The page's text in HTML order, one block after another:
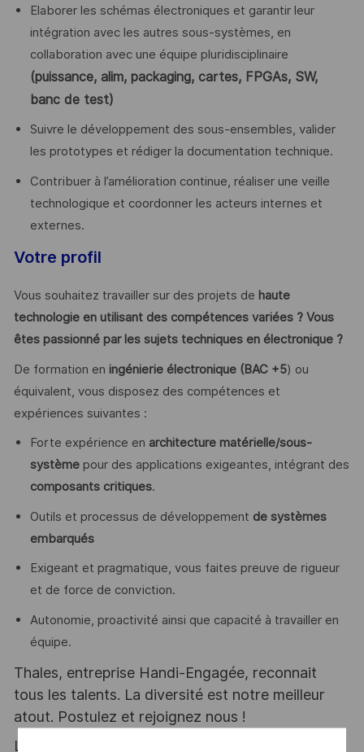
Elaborer les schémas électroniques et garantir leur
intégration avec les autres sous-systèmes, en
collaboration avec une équipe pluridisciplinaire
(puissance, alim, packaging, cartes, FPGAs, SW,
banc de test)
Suivre le développement des sous-ensembles, valider
les prototypes et rédiger la documentation technique.
Contribuer à l’amélioration continue, réaliser une veille
technologique et coordonner les acteurs internes et
externes.
Votre profil
Vous souhaitez travailler sur des projets de haute
technologie en utilisant des compétences variées ? Vous
êtes passionné par les sujets techniques en électronique ?
De formation en ingénierie électronique (BAC +5) ou
équivalent, vous disposez des compétences et
expériences suivantes :
Forte expérience en architecture matérielle/sous-
système pour des applications exigeantes, intégrant des
composants critiques.
Outils et processus de développement de systèmes
embarqués
Exigeant et pragmatique, vous faites preuve de rigueur
et de force de conviction.
Autonomie, proactivité ainsi que capacité à travailler en
équipe.
Thales, entreprise Handi-Engagée, reconnait
tous les talents. La diversité est notre meilleur
atout. Postulez et rejoignez nous !
Le poste pouvant nécessiter d'accéder à des